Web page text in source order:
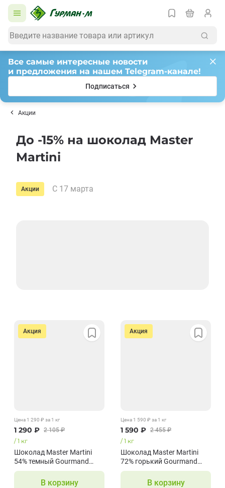
Все самые интересные новости
и предложения на нашем Telegram-канале!
Подписаться
Акции
До -15% на шоколад Master
Martini
Акции С 17 марта
Акция
Цена 1 290 ₽ за 1 кг
1 290 ₽ 2 105₽
/1 кг
Шоколад Master Martini
54% темный Gourmand
Dark Buttons
В корзину
Акция
Цена 1 590 ₽ за 1 кг
1 590 ₽ 2 455₽
/1 кг
Шоколад Master Martini
72% горький Gourmand
Dark Buttons
В корзину